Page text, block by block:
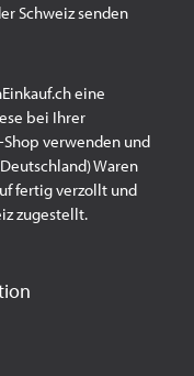
Schweiz senden
eine
bei Ihrer
verwenden und
Waren
fertig verzollt und
zugestellt.